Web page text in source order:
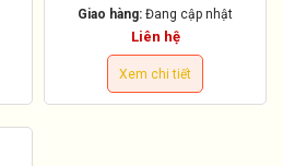
Giao hàng: Đang cập nhật
Liên hệ
Xem chi tiết